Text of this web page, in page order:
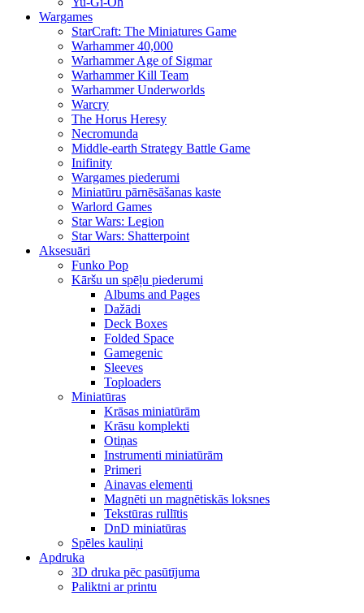
Wargames
StarCraft: The Miniatures Game
Warhammer 40,000
Warhammer Age of Sigmar
Warhammer Kill Team
Warhammer Underworlds
Warcry
The Horus Heresy
Necromunda
Middle-earth Strategy Battle Game
Inifinity
Wargames piederumi
Miniatūru pārnēsāšanas kaste
Warlord Games
Star Wars: Legion
Star Wars: Shatterpoint
Aksesuāri
Funko Pop
Kāršu un spēļu piederumi
Albums and Pages
Dažādi
Deck Boxes
Folded Space
Gamegenic
Sleeves
Toploaders
Miniatūras
Krāsas miniatūrām
Krāsu komplekti
Otiņas
Instrumenti miniatūrām
Primeri
Ainavas elementi
Magnēti un magnētiskās loksnes
Tekstūras rullītis
DnD miniatūras
Spēles kauliņi
Apdruka
3D druka pēc pasūtījuma
Paliktni ar printu